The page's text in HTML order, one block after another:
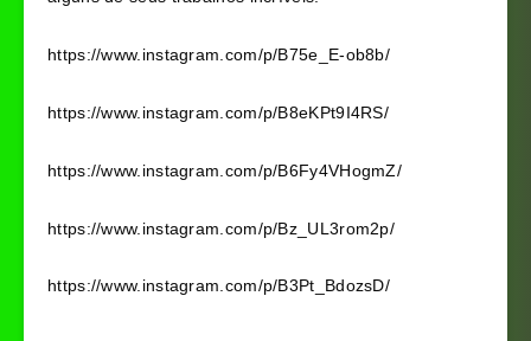
https://www.instagram.com/p/B75e_E-ob8b/
https://www.instagram.com/p/B8eKPt9I4RS/
https://www.instagram.com/p/B6Fy4VHogmZ/
https://www.instagram.com/p/Bz_UL3rom2p/
https://www.instagram.com/p/B3Pt_BdozsD/